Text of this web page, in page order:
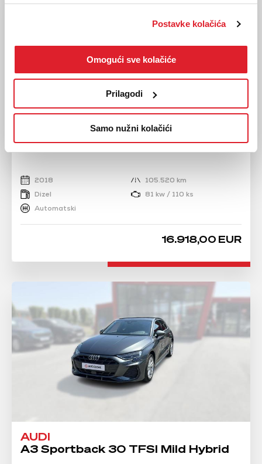
Postavke kolačića
Omogući sve kolačiće
Prilagodi
Samo nužni kolačići
2018
105.520 km
Dizel
81 kw / 110 ks
Automatski
16.918,00 EUR
AUDI
A3 Sportback 30 TFSI Mild Hybrid